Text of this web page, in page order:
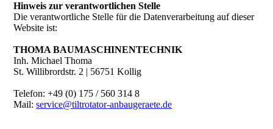
Hinweis zur verantwortlichen Stelle
Die verantwortliche Stelle für die Datenverarbeitung auf dieser
Website ist:
THOMA BAUMASCHINENTECHNIK
Inh. Michael Thoma
St. Willibrordstr. 2 | 56751 Kollig
Telefon: +49 (0) 175 / 560 314 8
Mail:service@tiltrotator-anbaugeraete.de